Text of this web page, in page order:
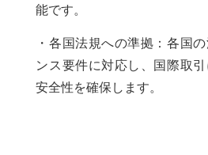
能です。
・各国法規への準拠：各国
ンス要件に対応し、国際取
安全性を確保します。